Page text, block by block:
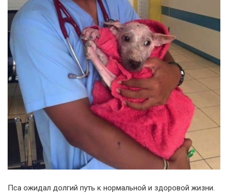
Пса ожидал долгий путь к нормальной и здоровой жизни.